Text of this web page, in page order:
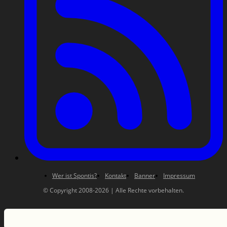
Wer ist Spontis? Kontakt Banner
Impressum
© Copyright 2008-2026 | Alle Rechte vorbehalten.